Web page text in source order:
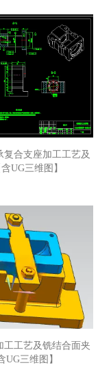
复合支座加工工艺及
UG三维图】
工工艺及铣结合面夹
UG三维图】